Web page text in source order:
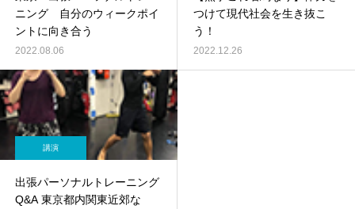
ニング 自分のウィークポイ
ントに向き合う
2022.08.06
つけて現代社会を生き抜こ
う！
2022.12.26
講演
出張パーソナルトレーニング
Q&A 東京都内関東近郊な